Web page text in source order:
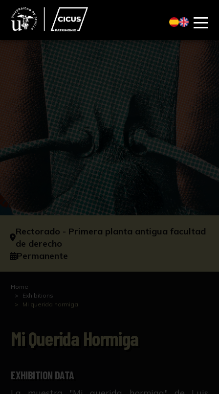
Rectorado - Primera planta antigua facultad
de derecho
Permanente
Home
Exhibitions
Mi querida hormiga
Mi Querida Hormiga
EXHIBITION DATA